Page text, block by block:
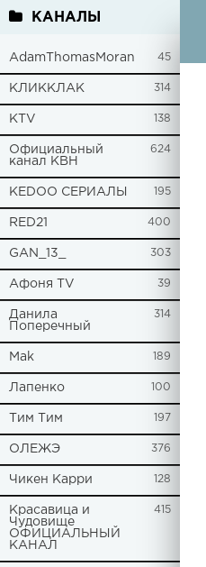
КАНАЛЫ
AdamThomasMoran 45
КЛИККЛАК 314
KTV 138
Официальный
канал КВН
624
KEDOO СЕРИАЛЫ 195
RED21 400
GAN_13_ 303
Афоня TV 39
Данила
Поперечный
314
Mak 189
Лапенко 100
Tим Тим 197
ОЛЕЖЭ 376
Чикен Карри 128
Красавица и
Чудовище
ОФИЦИАЛЬНЫЙ
КАНАЛ
415